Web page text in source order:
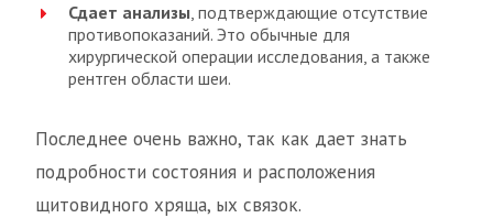
Сдает анализы, подтверждающие отсутствие
противопоказаний. Это обычные для
хирургической операции исследования, а также
рентген области шеи.
Последнее очень важно, так как дает знать
подробности состояния и расположения
щитовидного хряща, ых связок.